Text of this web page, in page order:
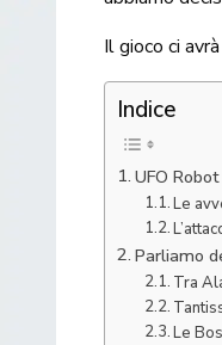
Il gioco ci
Indice
UFO
Le
Parliamo
Tra
Le